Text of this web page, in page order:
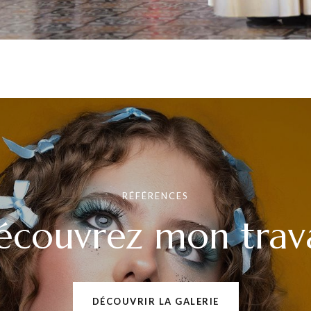
RÉFÉRENCES
mon
DÉCOUVRIR LA GALERIE